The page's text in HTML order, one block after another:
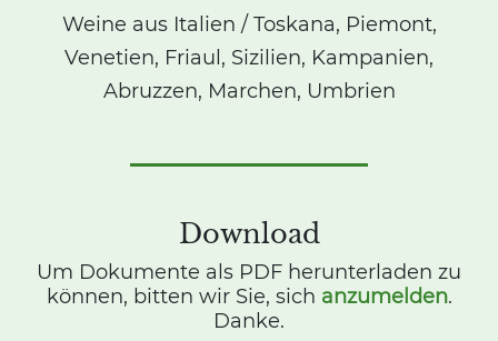
Weine aus Italien / Toskana, Piemont,
Venetien, Friaul, Sizilien, Kampanien,
Abruzzen, Marchen, Umbrien
Download
Um Dokumente als PDF herunterladen zu
können, bitten wir Sie, sich anzumelden.
Danke.